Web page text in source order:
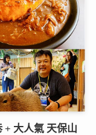
+ 大人氣 天保山